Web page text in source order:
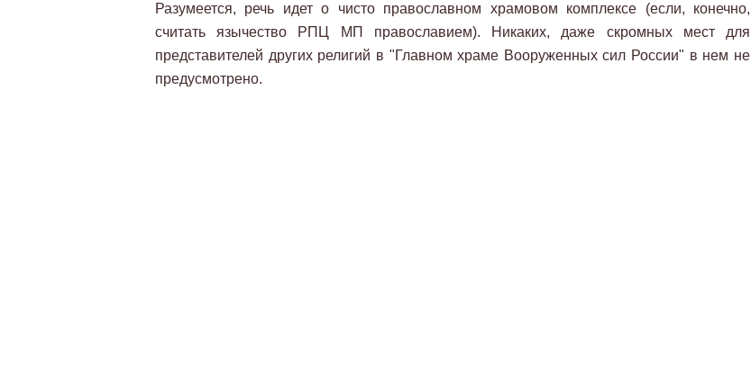
Разумеется, речь идет о чисто православном храмовом комплексе (если, конечно,
считать язычество РПЦ МП православием). Никаких, даже скромных мест для
представителей других религий в "Главном храме Вооруженных сил России" в нем не
предусмотрено.